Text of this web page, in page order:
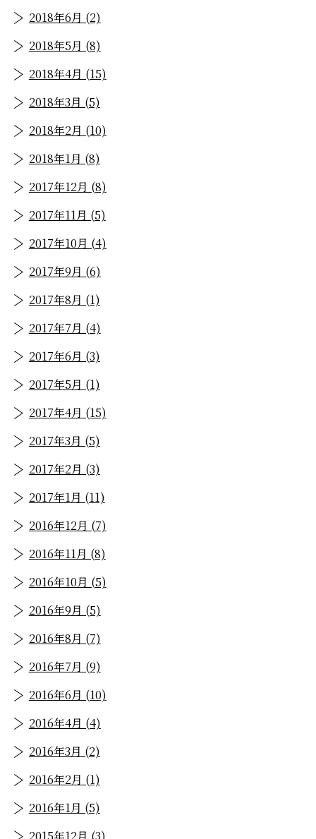
2018年6月 (2)
2018年5月 (8)
2018年4月 (15)
2018年3月 (5)
2018年2月 (10)
2018年1月 (8)
2017年12月 (8)
2017年11月 (5)
2017年10月 (4)
2017年9月 (6)
2017年8月 (1)
2017年7月 (4)
2017年6月 (3)
2017年5月 (1)
2017年4月 (15)
2017年3月 (5)
2017年2月 (3)
2017年1月 (11)
2016年12月 (7)
2016年11月 (8)
2016年10月 (5)
2016年9月 (5)
2016年8月 (7)
2016年7月 (9)
2016年6月 (10)
2016年4月 (4)
2016年3月 (2)
2016年2月 (1)
2016年1月 (5)
2015年12月 (3)